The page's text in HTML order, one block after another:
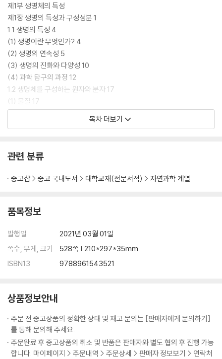
제1부 생명체의 특성
제1장 생명의 특성과 구성성분 1
1.1 생명의 특성 4
(1) 생명이란 무엇인가? 4
(2) 생명의 연속성 5
(3) 생명의 진화와 다양성 10
(4) 과학 탐구의 과정 12
1.2 생명체를 구성하는 원자와 분자 17
(1) 물질 17
(2) 화학결합 20
(3) 생명 활동에서 물의 중요성 24
(2) 탄수화물 27
(4) 단백질 33
2.1 세포의 발견 44
(1) 렌즈는 세포의 세계를 밝힌다 45
(2) 세포설이 출현하다 45
2.2 세포의 다양성 47
(2) 고세균은 먼 조상을 대표한다 51
(3) 진핵세포는 세포소기관을 이용한다 51
2.3 세포막의 기능과 구조 54
2.4 확산: 막을 통한 수동적 흐름 55
(1) 확산은 물질이 고농도에서 저농도로
이동하는 현상이다 55
목차 더보기
관련 분류
중고샵 중고 국내도서 대학교재(전문서적) 자연과학 계열
품목정보
발행일
2021년 03월 01일
쪽수, 무게, 크기
528쪽 | 210*297*35mm
ISBN13
9788961543521
상품정보안내
주문 전 중고상품의 정확한 상태 및 재고 문의는 [판매자에게 문의하기]
를 통해 문의해 주세요.
주문완료 후 중고상품의 취소 및 반품은 판매자와 별도 협의 후 진행 가능
합니다. 마이페이지 > 주문내역 > 주문상세 > 판매자 정보보기 > 연락처